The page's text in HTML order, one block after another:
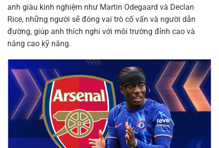
anh giàu kinh nghiệm như Martin Odegaard và Declan
Rice, những người sẽ đóng vai trò cố vấn và người dẫn
đường, giúp anh thích nghi với môi trường đỉnh cao và
nâng cao kỹ năng.